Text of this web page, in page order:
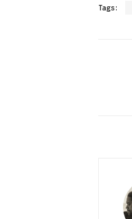
Tags: